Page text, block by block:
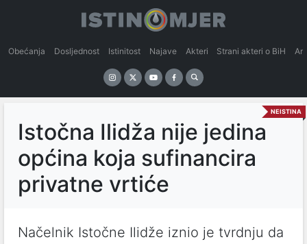
Obećanja Dosljednost Istinitost Najave Akteri Strani akteri o BiH
NEISTINA
Istočna Ilidža nije jedina
općina koja sufinancira
privatne vrtiće
Načelnik Istočne Ilidže iznio je tvrdnju da